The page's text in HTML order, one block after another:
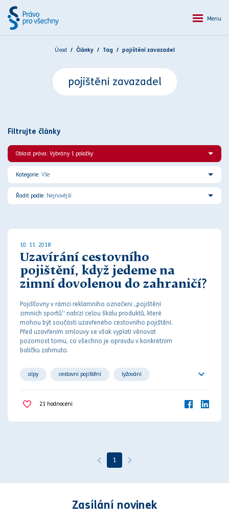
Menu
Úvod Články Tag pojištění zavazadel
pojištění zavazadel
Filtrujte články
Oblast práva: Vybrány 1 položky
Kategorie: Vše
Řadit podle: Nejnovější
10. 11. 2018
Uzavírání cestovního
pojištění, když jedeme na
zimní dovolenou do zahraničí?
Pojišťovny v rámci reklamního označení „pojištění
zimních sportů“ nabízí celou škálu produktů, které
mohou být součástí uzavřeného cestovního pojištění.
Před uzavřením smlouvy se však vyplatí věnovat
pozornost tomu, co všechno je opravdu v konkrétním
balíčku zahrnuto.
alpy cestovní pojištění lyžování
pojištění odpovědnosti pojištění zavazadel
výluky z pojištění
21 hodnocení
1
Zasílání novinek